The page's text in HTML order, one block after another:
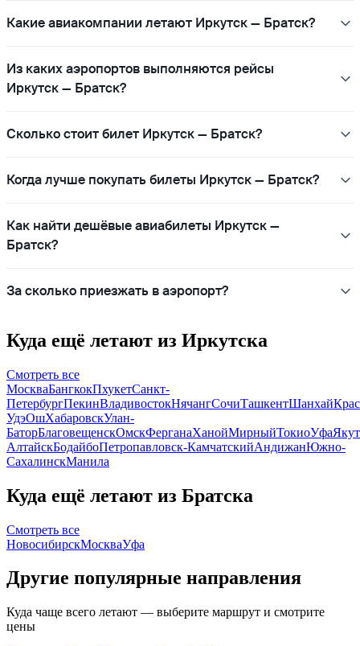
Какие авиакомпании летают Иркутск — Братск?
Из каких аэропортов выполняются рейсы
Иркутск — Братск?
Сколько стоит билет Иркутск — Братск?
Когда лучше покупать билеты Иркутск — Братск?
Как найти дешёвые авиабилеты Иркутск —
Братск?
За сколько приезжать в аэропорт?
Куда ещё летают из Иркутска
Смотреть все
МоскваБангкокПхукетСанкт-
ПетербургПекинВладивостокНячангСочиТашкентШанхай
УдэОшХабаровскУлан-
БаторБлаговещенскОмскФерганаХанойМирныйТокиоУфа
АлтайскБодайбоПетропавловск-КамчатскийАндижанЮжно-
СахалинскМанила
Куда ещё летают из Братска
Смотреть все
НовосибирскМоскваУфа
Другие популярные направления
Куда чаще всего летают — выберите маршрут и смотрите
цены